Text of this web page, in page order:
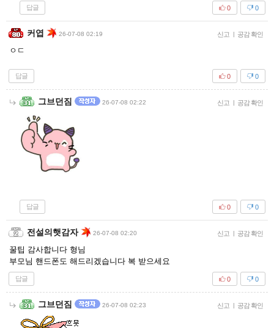
답글 0
0
커엽 26-07-08 02:19 신고 | 공감 확인
ㅇㄷ
답글 0
0
그브던짐 26-07-08 02:22 신고 | 공감 확인
답글 0
0
전설의햇감자 26-07-08 02:20 신고 | 공감 확인
꿀팁 감사합니다 형님
부모님 핸드폰도 해드리겠습니다 복 받으세요
답글 0
0
그브던짐 26-07-08 02:23 신고 | 공감 확인